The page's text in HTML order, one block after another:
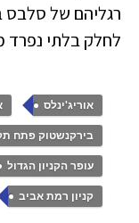
רגליהם של סלבס
לחלק בלתי נפרד
אוריג'ינלס ,
בירקנשטוק פתח
עופר הקניון הגדול
קניון רמת אביב ,